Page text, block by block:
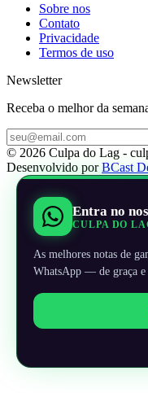
Sobre nos
Contato
Privacidade
Termos de uso
Newsletter
Receba o melhor da
© 2026 Culpa do Lag -
Desenvolvido porBCast
Entra no
CULPA DO
As melhores notas de
WhatsApp — de graça e